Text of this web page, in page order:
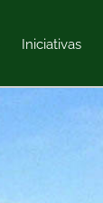
Iniciativas